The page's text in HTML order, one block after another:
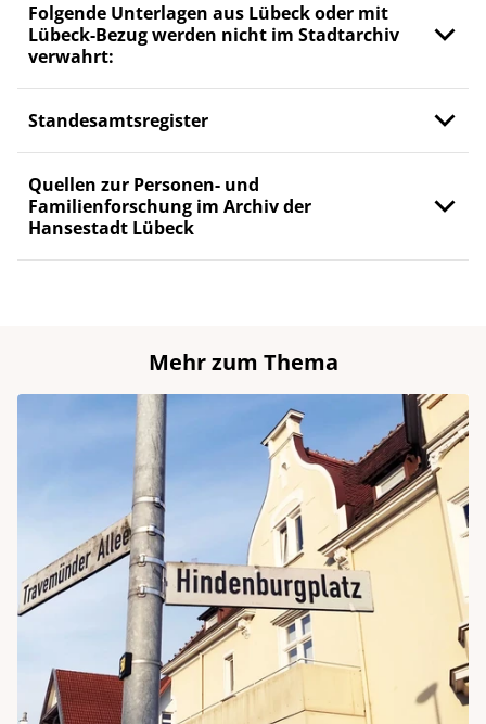
Folgende Unterlagen aus Lübeck oder mit
Lübeck-Bezug werden nicht im Stadtarchiv
verwahrt:
Standesamtsregister
Quellen zur Personen- und
Familienforschung im Archiv der
Hansestadt Lübeck
Mehr zum Thema